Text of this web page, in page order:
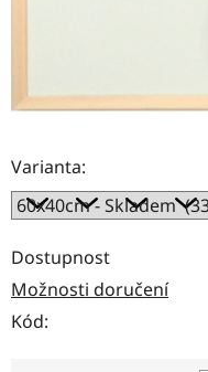
Varianta:
Dostupnost
Možnosti doručení
Kód: